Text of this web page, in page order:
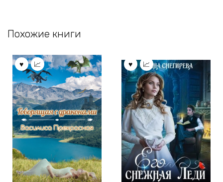
Похожие книги